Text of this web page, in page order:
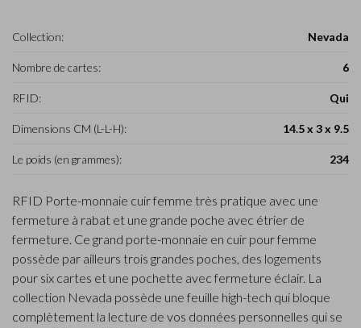
Collection: Nevada
Nombre de cartes: 6
RFID: Qui
Dimensions CM (L-L-H): 14.5 x 3 x 9.5
Le poids (en grammes): 234
RFID Porte-monnaie cuir femme très pratique avec une
fermeture à rabat et une grande poche avec étrier de
fermeture. Ce grand porte-monnaie en cuir pour femme
possède par ailleurs trois grandes poches, des logements
pour six cartes et une pochette avec fermeture éclair. La
collection Nevada possède une feuille high-tech qui bloque
complètement la lecture de vos données personnelles qui se